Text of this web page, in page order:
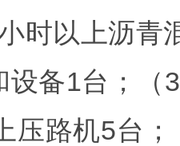
小时以上沥
设备1台；（
压路机5台